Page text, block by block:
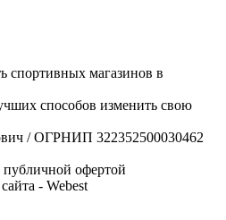
магазинов в
способов изменить свою
/ ОГРНИП 322352500030462
офертой
- Webest